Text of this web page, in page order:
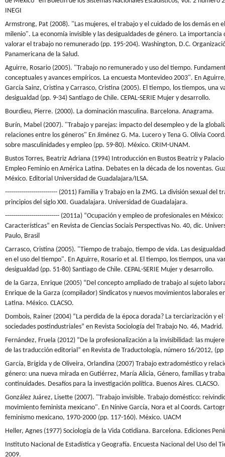
INEGI
Armstrong, Pat (2008). "Las mujeres, el trabajo y el cuidado de los demás en
milenio". La economía invisible y las desigualdades de género. La importancia
valorar el trabajo no remunerado (pp. 195-204). Washington, D.C.
Panamericana de la Salud.
Aguirre, Rosario (2005). "Trabajo no remunerado y uso del tiempo.
conceptuales y avances empíricos. La encuesta Montevideo 2003". En
García Sainz, Cristina y Carrasco, Cristina (2005). El tiempo, los tiempos, una
desigualdad (pp. 9-34) Santiago de Chile. CEPAL-SERIE Mujer y desarrollo.
Bourdieu, Pierre. (2000). La dominación masculina. Barcelona. Anagrama.
Burín, Mabel (2007). "Trabajo y parejas: impacto del desempleo y de la
relaciones entre los géneros" En Jiménez G. Ma. Lucero y Tena G. Olivia
sobre masculinidades y empleo (pp. 59-80). México. CRIM-UNAM.
Bustos Torres, Beatriz Adriana (1994) Introducción en Bustos Beatriz y
Empleo Feminio en América Latina. Debates en la década de los noventas.
México. Editorial Universidad de Guadalajara/ILSA.
-------------------------- (2011) Familia y Trabajo en la ZMG. La división sexual del
principios del siglo XXI. Guadalajara. Universidad de Guadalajara.
--------------------------- (2011a) “Ocupación y empleo de profesionales en México:
Características” en Revista de Ciencias Sociais Perspectivas No. 40, dic.
Paulo, Brasil
Carrasco, Cristina (2005). "Tiempo de trabajo, tiempo de vida. Las
en el uso del tiempo". En Aguirre, Rosario et al. El tiempo, los tiempos, una
desigualdad (pp. 51-80) Santiago de Chile. CEPAL-SERIE Mujer y desarrollo.
de la Garza, Enrique (2005) “Del concepto ampliado de trabajo al sujeto
Enrique de la Garza (compilador) Sindicatos y nuevos movimientos laborales
Latina. México. CLACSO.
Dombois, Rainer (2004) “La perdida de la época dorada? La terciarización y
sociedades postindustriales” en Revista Sociología del Trabajo No. 46, Madrid.
Fernández, Fruela (2012) “De la profesionalización a la invisibilidad: las
de las traducción editorial” en Revista de Traductología, número 16/2012,
García, Brígida y de Oliveira, Orlandina (2007) Trabajo extradoméstico y
género: una nueva mirada en Gutiérrez, María Alicia, Género, familias y
continuidades. Desafíos para la investigación política. Buenos Aires. CLACSO.
González Juárez, Lisette (2007). "Trabajo invisible. Trabajo doméstico:
movimiento feminista mexicano". En Nínive García, Nora et al Coords.
feminismo mexicano, 1970-2000 (pp. 117-160). México. UACM
Heller, Agnes (1977) Sociología de la Vida Cotidiana. Barcelona. Ediciones
Instituto Nacional de Estadística y Geografía. Encuesta Nacional del Uso del
2009.